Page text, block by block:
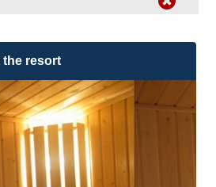
the resort